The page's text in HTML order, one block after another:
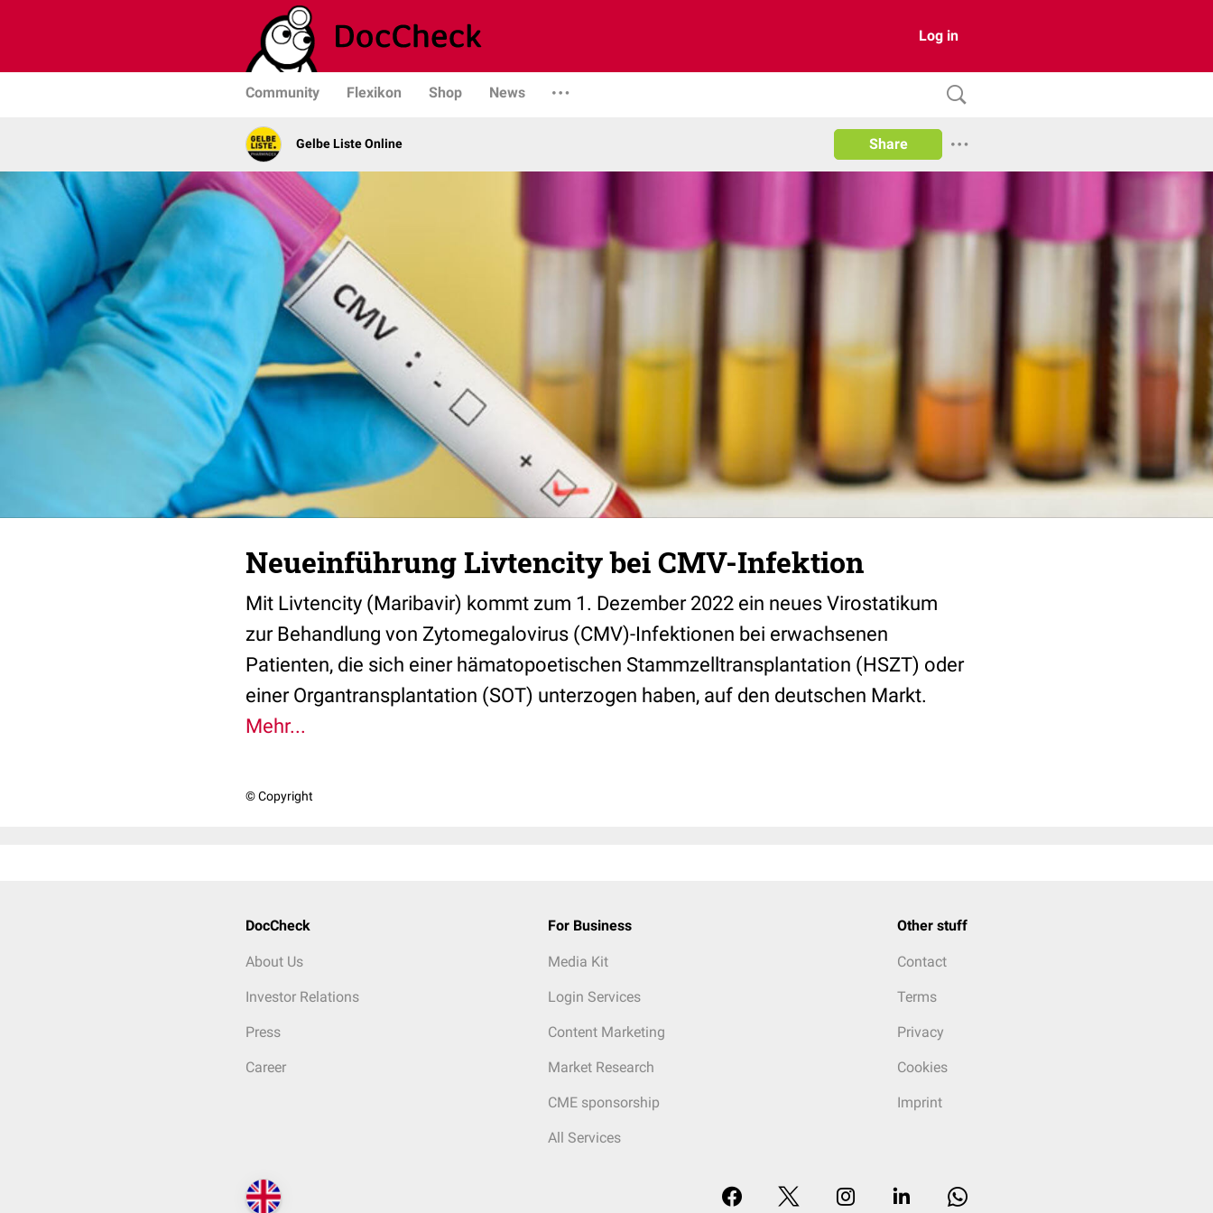
Log in
Community Flexikon Shop News
Gelbe Liste Online Share
Neueinführung Livtencity bei CMV-Infektion
Mit Livtencity (Maribavir) kommt zum 1. Dezember 2022 ein neues Virostatikum
zur Behandlung von Zytomegalovirus (CMV)-Infektionen bei erwachsenen
Patienten, die sich einer hämatopoetischen Stammzelltransplantation (HSZT) oder
einer Organtransplantation (SOT) unterzogen haben, auf den deutschen Markt.
Mehr...
© Copyright
DocCheck
About Us
Investor Relations
Press
Career
For Business
Media Kit
Login Services
Content Marketing
Market Research
CME sponsorship
All Services
Other stuff
Contact
Terms
Privacy
Cookies
Imprint